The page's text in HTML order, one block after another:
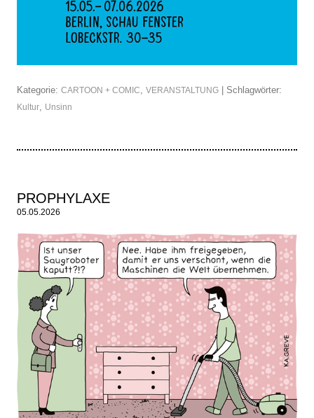
Kategorie: CARTOON + COMIC VERANSTALTUNG | Schlagwörter:
Kultur Unsinn
PROPHYLAXE
05.05.2026